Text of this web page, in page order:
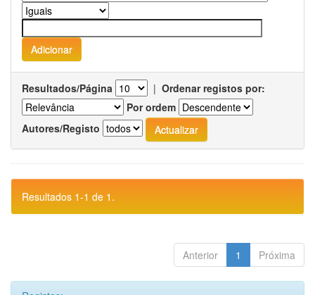
Resultados/Página | Ordenar registos por:
Por ordem
Autores/Registo
Resultados 1-1 de 1.
Anterior 1 Próxima